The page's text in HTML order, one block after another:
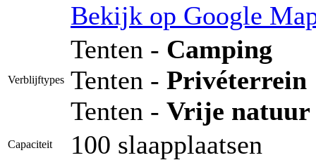
Bekijk op Google
Verblijftypes
Tenten - Camping
Tenten - Privéterrein
Tenten - Vrije natuur
Capaciteit 100 slaapplaatsen